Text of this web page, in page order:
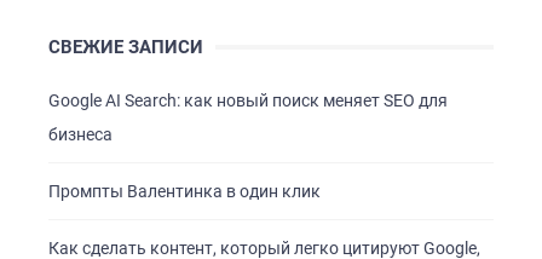
СВЕЖИЕ ЗАПИСИ
Google AI Search: как новый поиск меняет SEO для
бизнеса
Промпты Валентинка в один клик
Как сделать контент, который легко цитируют Google,